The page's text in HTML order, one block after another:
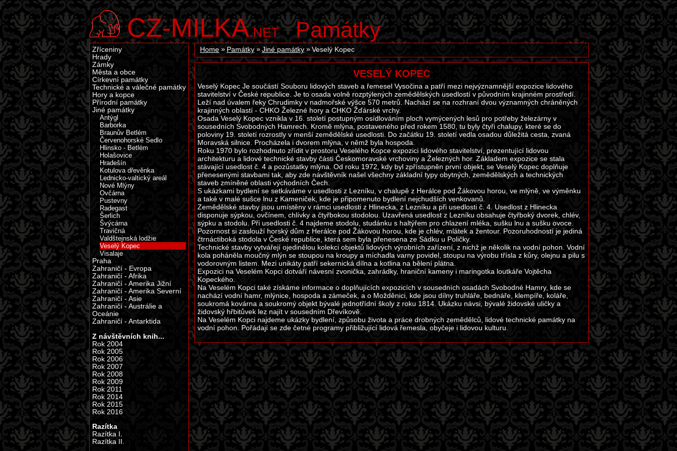
CZ-MILKA.NET Památky
Home Památky Jiné památky Veselý Kopec
VESELÝ KOPEC
Veselý Kopec Je součástí Souboru lidových staveb a řemesel Vysočina a patří mezi nejvýznamnější expozice lidového
stavitelství v České republice. Je to osada volně rozptýlených zemědělských usedlostí v původním krajinném prostředí.
Leží nad úvalem řeky Chrudimky v nadmořské výšce 570 metrů. Nachází se na rozhraní dvou významných chráněných
krajinných oblastí - CHKO Železné hory a CHKO Žďárské vrchy.
Osada Veselý Kopec vznikla v 16. století postupným osídlováním ploch vymýcených lesů pro potřeby železárny v
sousedních Svobodných Hamrech. Kromě mlýna, postaveného před rokem 1580, tu byly čtyři chalupy, které se do
poloviny 19. století rozrostly v menší zemědělské usedlosti. Do začátku 19. století vedla osadou důležitá cesta, zvaná
Moravská silnice. Procházela i dvorem mlýna, v němž byla hospoda.
Roku 1970 bylo rozhodnuto zřídit v prostoru Veselého Kopce expozici lidového stavitelství, prezentující lidovou
architekturu a lidové technické stavby části Českomoravské vrchoviny a Železných hor. Základem expozice se stala
stávající usedlost č. 4 a pozůstatky mlýna. Od roku 1972, kdy byl zpřístupněn první objekt, se Veselý Kopec doplňuje
přenesenými stavbami tak, aby zde návštěvník našel všechny základní typy obytných, zemědělských a technických
staveb zmíněné oblasti východních Čech.
S ukázkami bydlení se setkáváme v usedlosti z Lezníku, v chalupě z Herálce pod Žákovou horou, ve mlýně, ve výměnku
a také v malé sušce lnu z Kameniček, kde je připomenuto bydlení nejchudších venkovanů.
Zemědělské stavby jsou umístěny v rámci usedlosti z Hlinecka, z Lezníku a při usedlosti č. 4. Usedlost z Hlinecka
disponuje sýpkou, ovčínem, chlívky a čtyřbokou stodolou. Uzavřená usedlost z Lezníku obsahuje čtyřboký dvorek, chlév,
sýpku a stodolu. Při usedlosti č. 4 najdeme stodolu, studánku s haltýřem pro chlazení mléka, sušku lnu a sušku ovoce.
Pozornost si zaslouží horský dům z Herálce pod Žákovou horou, kde je chlév, mlátek a žentour. Pozoruhodností je jediná
čtrnáctiboká stodola v České republice, která sem byla přenesena ze Sádku u Poličky.
Technické stavby vytvářejí ojedinělou kolekci objektů lidových výrobních zařízení, z nichž je několik na vodní pohon. Vodní
kola poháněla moučný mlýn se stoupou na kroupy a míchadla varny povidel, stoupu na výrobu třísla z kůry, olejnu a pilu s
vodorovným listem. Mezi unikáty patří sekernická dílna a kotlina na bělení plátna.
Expozici na Veselém Kopci dotváří návesní zvonička, zahrádky, hraniční kameny i maringotka loutkáře Vojtěcha
Kopeckého.
Na Veselém Kopci také získáme informace o doplňujících expozicích v sousedních osadách Svobodné Hamry, kde se
nachází vodní hamr, mlýnice, hospoda a zámeček, a o Možděnici, kde jsou dílny truhláře, bednáře, klempíře, koláře,
soukromá kovárna a soukromý objekt bývalé jednotřídní školy z roku 1814. Ukázku návsi, bývalé židovské uličky a
židovský hřbitůvek lez najít v sousedním Dřevíkově.
Na Veselém Kopci najdeme ukázky bydlení, způsobu života a práce drobných zemědělců, lidové technické památky na
vodní pohon. Pořádají se zde četné programy přibližující lidová řemesla, obyčeje i lidovou kulturu.
Zříceniny
Hrady
Zámky
Města a obce
Církevní památky
Technické a válečné památky
Hory a kopce
Přírodní památky
Jiné památky
Antýgl
Barborka
Braunův Betlém
Červenohorské Sedlo
Hlinsko - Betlém
Holašovice
Hradešín
Kotulova dřevěnka
Lednicko-valtický areál
Nové Mlýny
Ovčárna
Pustevny
Radegast
Šerlich
Švýcárna
Travičná
Valdštejnská lodžie
Veselý Kopec
Visalaje
Praha
Zahraničí - Evropa
Zahraničí - Afrika
Zahraničí - Amerika Jižní
Zahraničí - Amerika Severní
Zahraničí - Asie
Zahraničí - Austrálie a
Oceánie
Zahraničí - Antarktida
Z návštěvních knih...
Rok 2004
Rok 2005
Rok 2006
Rok 2007
Rok 2008
Rok 2009
Rok 2011
Rok 2014
Rok 2015
Rok 2016
Razítka
Razítka I.
Razítka II.